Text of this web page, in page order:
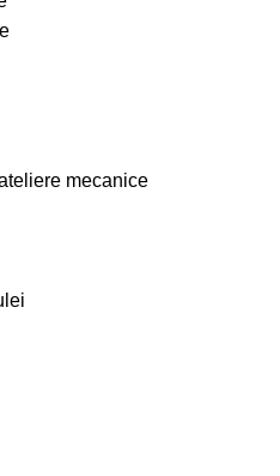
mecanice